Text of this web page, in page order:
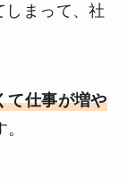
しまって、社
て仕事が増や